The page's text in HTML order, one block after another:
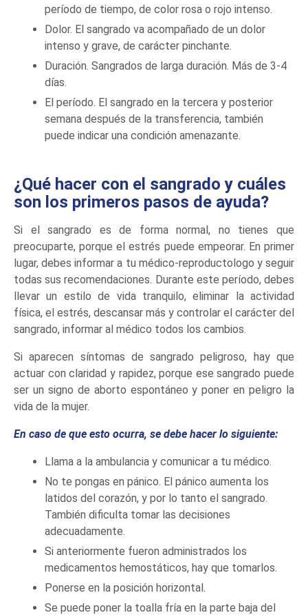
período de tiempo, de color rosa o rojo intenso.
Dolor. El sangrado va acompañado de un dolor
intenso y grave, de carácter pinchante.
Duración. Sangrados de larga duración. Más de 3-4
días.
El período. El sangrado en la tercera y posterior
semana después de la transferencia, también
puede indicar una condición amenazante.
¿Qué hacer con el sangrado y cuáles
son los primeros pasos de ayuda?
Si el sangrado es de forma normal, no tienes que
preocuparte, porque el estrés puede empeorar. En primer
lugar, debes informar a tu médico-reproductologo y seguir
todas sus recomendaciones. Durante este período, debes
llevar un estilo de vida tranquilo, eliminar la actividad
física, el estrés, descansar más y controlar el carácter del
sangrado, informar al médico todos los cambios.
Si aparecen síntomas de sangrado peligroso, hay que
actuar con claridad y rapidez, porque ese sangrado puede
ser un signo de aborto espontáneo y poner en peligro la
vida de la mujer.
En caso de que esto ocurra, se debe hacer lo siguiente:
Llama a la ambulancia y comunicar a tu médico.
No te pongas en pánico. El pánico aumenta los
latidos del corazón, y por lo tanto el sangrado.
También dificulta tomar las decisiones
adecuadamente.
Si anteriormente fueron administrados los
medicamentos hemostáticos, hay que tomarlos.
Ponerse en la posición horizontal.
Se puede poner la toalla fría en la parte baja del